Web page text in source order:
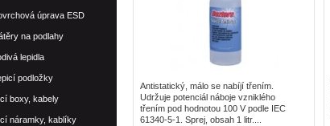
Antistatický, málo se nabíjí třením.
Udržuje potenciál náboje vzniklého
třením pod hodnotou 100 V podle IEC
61340-5-1. Sprej, obsah 1 litr....
úprava ESD
na podlahy
lepidla
podložky
boxy, kabely
náramky, kablíky